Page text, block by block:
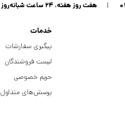
| هفت روز هفته، ۲۴ ساعت شبانه‌روز پاسخگوی شما هستیم
خدمات
پیگیری سفارشات
لیست فروشندگان
حریم خصوصی
پرسش‌های متداول